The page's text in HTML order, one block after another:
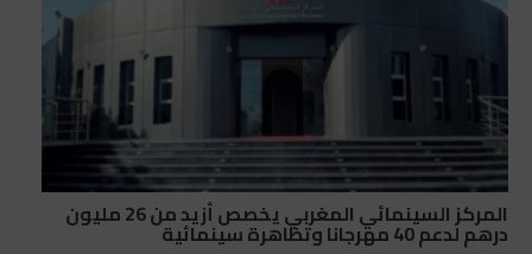
المركز السينمائي المغربي يخصص أزيد من 26 مليون
درهم لدعم 40 مهرجانا وتظاهرة سينمائية